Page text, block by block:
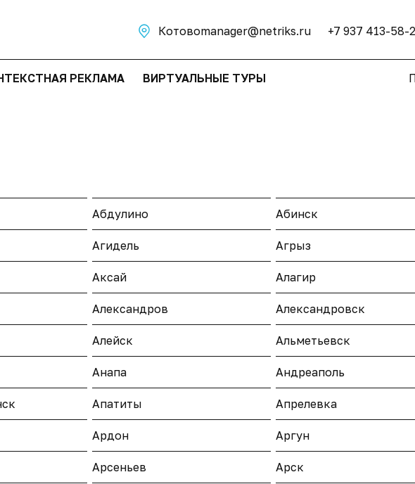
Котово +7 937 413-58-
manager@netriks.ru
РЕКЛАМА ВИРТУАЛЬНЫЕ ТУРЫ
Абдулино Абинск
Агидель Агрыз
Аксай Алагир
Александров Александровск
Алейск Альметьевск
Анапа Андреаполь
Апатиты Апрелевка
Ардон Аргун
Арсеньев Арск